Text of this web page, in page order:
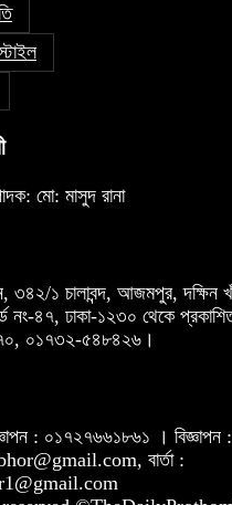
মো: মাসুদ রানা
১ চালাবন্দ, আজমপুর, দক্ষিন
নং-৪৭, ঢাকা-১২৩০ থেকে
০১৭৩২-৫৪৮৪২৬।
: ০১৭২৭৬৬১৮৬১ । বিজ্ঞাপন :
বার্তা :